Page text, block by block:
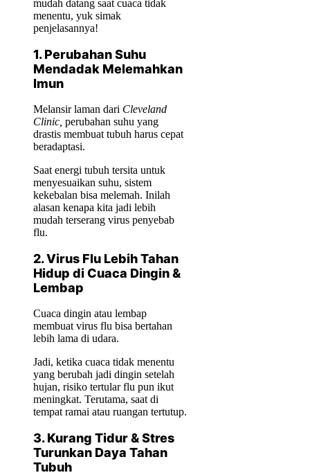
mudah datang saat cuaca tidak
menentu, yuk simak
penjelasannya!
1. Perubahan Suhu
Mendadak Melemahkan
Imun
Melansir laman dari Cleveland
Clinic, perubahan suhu yang
drastis membuat tubuh harus cepat
beradaptasi.
Saat energi tubuh tersita untuk
menyesuaikan suhu, sistem
kekebalan bisa melemah. Inilah
alasan kenapa kita jadi lebih
mudah terserang virus penyebab
flu.
2. Virus Flu Lebih Tahan
Hidup di Cuaca Dingin &
Lembap
Cuaca dingin atau lembap
membuat virus flu bisa bertahan
lebih lama di udara.
Jadi, ketika cuaca tidak menentu
yang berubah jadi dingin setelah
hujan, risiko tertular flu pun ikut
meningkat. Terutama, saat di
tempat ramai atau ruangan tertutup.
3. Kurang Tidur & Stres
Turunkan Daya Tahan
Tubuh